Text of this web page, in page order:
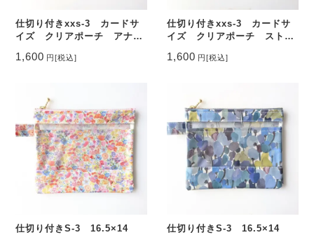
仕切り付きxxs-3 カードサ
イズ クリアポーチ アナベ
♡
1,600 円 [税込]
仕切り付きxxs-3 カードサ
イズ クリアポーチ ストロ
ミネート ♡
1,600 円 [税込]
仕切り付きS-3 16.5×14
仕切り付きS-3 16.5×14